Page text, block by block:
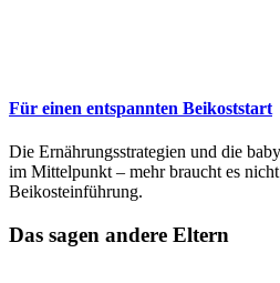
Für einen entspannten Beikoststart
Die Ernährungsstrategien und die
im Mittelpunkt – mehr braucht es
Beikosteinführung.
Das sagen andere Eltern